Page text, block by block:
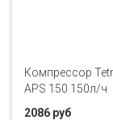
Компрессор
АРS 150 150л/ч
2086 руб